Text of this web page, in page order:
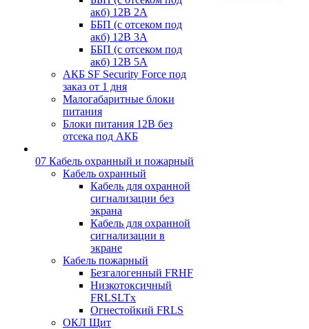
акб) 12В 2А
ББП (с отсеком под
акб) 12В 3А
ББП (с отсеком под
акб) 12В 5А
АКБ SF Security Force под
заказ от 1 дня
Малогабаритные блоки
питания
Блоки питания 12В без
отсека под АКБ
07 Кабель охранный и пожарный
Кабель охранный
Кабель для охранной
сигнализации без
экрана
Кабель для охранной
сигнализации в
экране
Кабель пожарный
Безгалогенный FRHF
Низкотоксичный
FRLSLTx
Огнестойкий FRLS
ОКЛ Щит